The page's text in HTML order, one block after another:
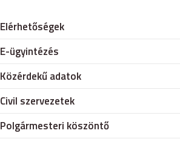
Elérhetőségek
E-ügyintézés
Közérdekű adatok
Civil szervezetek
Polgármesteri köszöntő